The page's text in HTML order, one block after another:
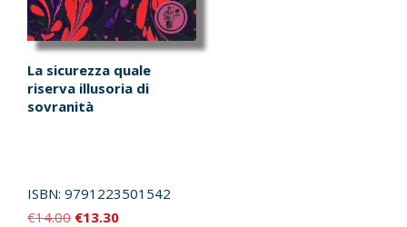
La sicurezza quale
riserva illusoria di
sovranità
ISBN: 9791223501542
€14.00 Il
€13.30Il